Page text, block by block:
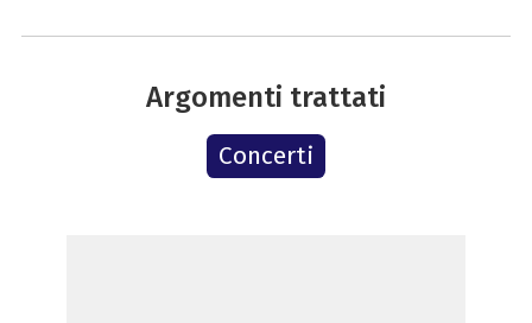
Argomenti trattati
Concerti